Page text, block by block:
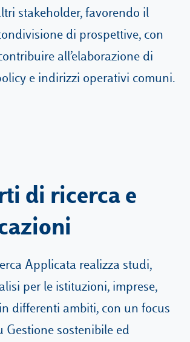
stakeholder, favorendo il
di prospettive, con
all’elaborazione di
e indirizzi operativi comuni.
di ricerca e
Applicata realizza studi,
per le istituzioni, imprese,
differenti ambiti, con un focus
Gestione sostenibile ed